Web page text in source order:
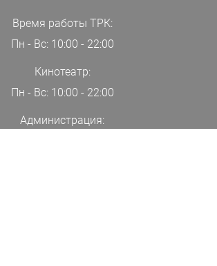
Время работы ТРК:
Пн - Вс: 10:00 - 22:00
Кинотеатр:
Пн - Вс: 10:00 - 22:00
Администрация: